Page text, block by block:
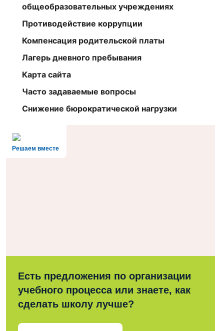
общеобразовательных учреждениях
Противодействие коррупции
Компенсация родительской платы
Лагерь дневного пребывания
Карта сайта
Часто задаваемые вопросы
Снижение бюрократической нагрузки
Решаем вместе
Есть предложения по организации
учебного процесса или знаете, как
сделать школу лучше?